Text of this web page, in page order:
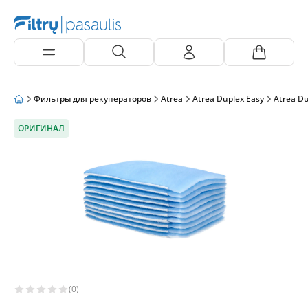
Фильтры для рекуператоров Atrea Atrea Duplex Easy Atrea
ОРИГИНАЛ
(0)